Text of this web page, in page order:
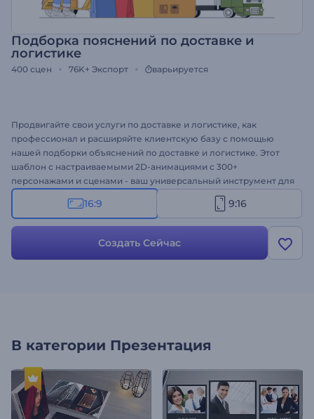
Подборка пояснений по доставке и
логистике
400 сцен 76K+ Экспорт варьируется
Продвигайте свои услуги по доставке и логистике, как
профессионал и расширяйте клиентскую базу с помощью
нашей подборки объяснений по доставке и логистике. Этот
шаблон с настраиваемыми 2D-анимациями с 300+
персонажами и сценами - ваш универсальный инструмент для
создания видео экспертного уровня. Выберите и
персонализируйте сцены с нуля, используя свой текст,
генератору ИИ сотворить чудо. Идеально подходит для
представления услуг, пояснений процессов доставки,
16:9 9:16
Создать Сейчас
В категории Презентация